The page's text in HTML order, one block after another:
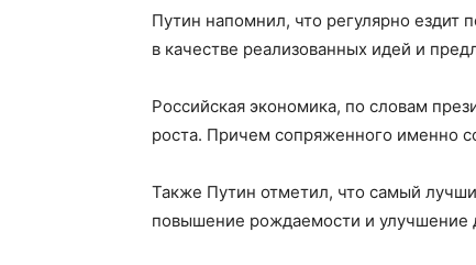
Путин напомнил, что регулярно ездит
в качестве реализованных идей и
Российская экономика, по словам
роста. Причем сопряженного именно
Также Путин отметил, что самый
повышение рождаемости и улучшение